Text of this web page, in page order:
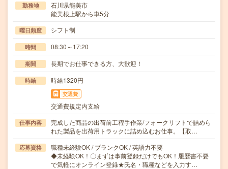
勤務地
石川県能美市
能美根上駅から車5分
曜日頻度 シフト制
時間 08:30～17:20
期間 長期でお仕事できる方、大歓迎！
時給 時給1320円
交通費
交通費規定内支給
仕事内容
完成した商品の出荷前工程手作業/フォークリフトで詰めら
れた製品を出荷用トラックに詰め込むお仕事。【取…
応募資格
職種未経験OK / ブランクOK / 英語力不要
◆未経験OK！〇まずは事前登録だけでもOK！履歴書不要
で気軽にオンライン登録★氏名・職種などを入力す…